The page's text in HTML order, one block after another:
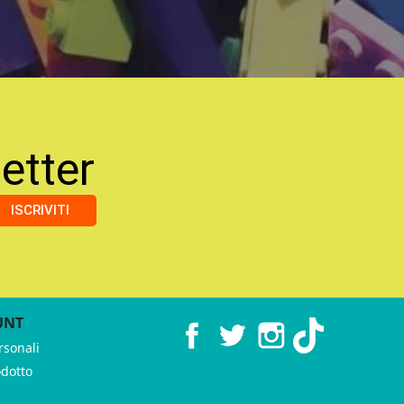
ISCRIVITI
FacebookTwitter Instagram